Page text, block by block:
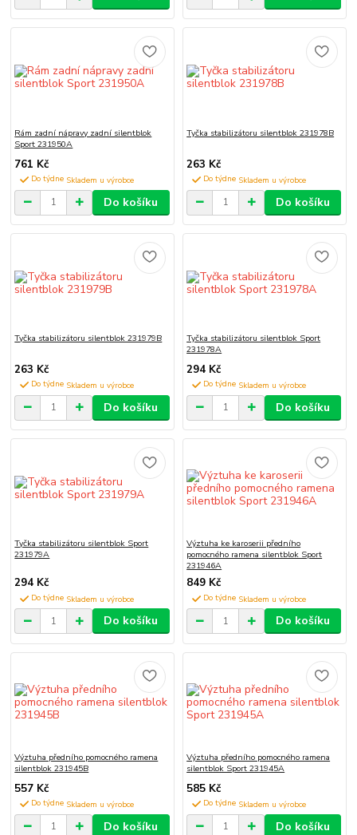
Rám zadní nápravy zadní silentblok
Sport 231950A
761 Kč
Do týdne
Do košíku
Tyčka stabilizátoru silentblok 231978B
263 Kč
Do týdne
Do košíku
Tyčka stabilizátoru silentblok 231979B
263 Kč
Do týdne
Do košíku
Tyčka stabilizátoru silentblok Sport
231978A
294 Kč
Do týdne
Do košíku
Tyčka stabilizátoru silentblok Sport
231979A
294 Kč
Do týdne
Do košíku
Výztuha ke karoserii předního
pomocného ramena silentblok Sport
231946A
849 Kč
Do týdne
Do košíku
Výztuha předního pomocného ramena
silentblok 231945B
557 Kč
Do týdne
Do košíku
Výztuha předního pomocného ramena
silentblok Sport 231945A
585 Kč
Do týdne
Do košíku